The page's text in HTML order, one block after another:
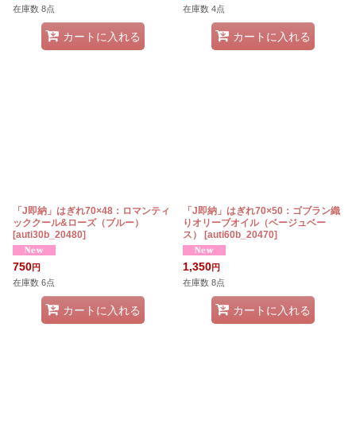
在庫数 8点
カートに入れる
在庫数 4点
カートに入れる
「J即納」はぎれ70×48：ロマンティ
ッククール&ローズ（ブルー）
[auti30b_20480]
750円
在庫数 6点
カートに入れる
「J即納」はぎれ70×50：ゴブラン織
りオリーブオイル（ベージュベー
ス）
[auti60b_20470]
1,350円
在庫数 8点
カートに入れる